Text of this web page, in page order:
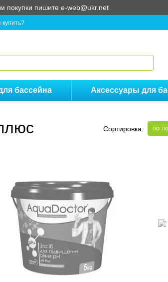
покупки пишите e-web@ukr.net
купить?
бассейна Аксессуары для
Сортировка: по